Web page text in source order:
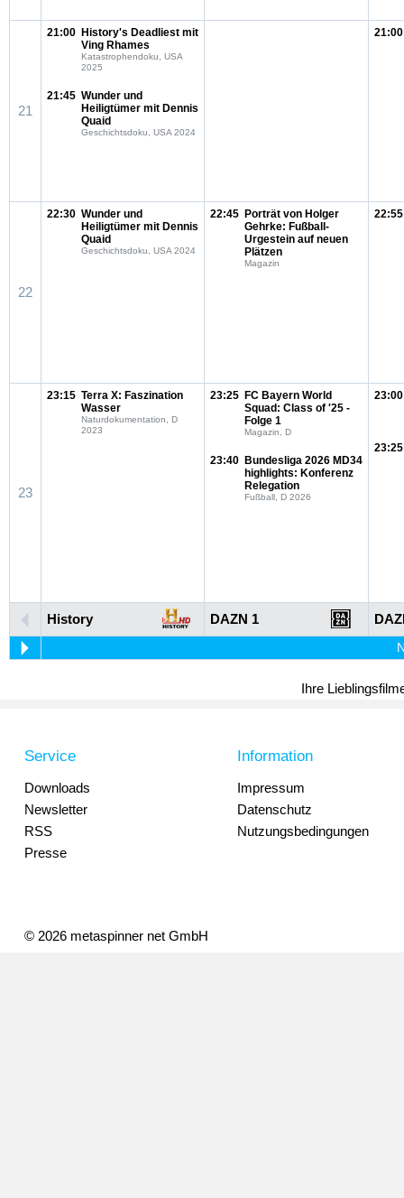
21
21:00 History's Deadliest mit
Ving Rhames
Katastrophendoku, USA
2025
21:45 Wunder und
Heiligtümer mit Dennis
Quaid
Geschichtsdoku, USA 2024
21:00
22
22:30 Wunder und
Heiligtümer mit Dennis
Quaid
Geschichtsdoku, USA 2024
22:45 Porträt von Holger
Gehrke: Fußball-
Urgestein auf neuen
Plätzen
Magazin
22:55
23
23:15 Terra X: Faszination
Wasser
Naturdokumentation, D
2023
23:25 FC Bayern World
Squad: Class of '25 -
Folge 1
Magazin, D
23:40 Bundesliga 2026 MD34
highlights: Konferenz
Relegation
Fußball, D 2026
23:00
23:25
History DAZN 1
Ihre
Service
Downloads
Newsletter
RSS
Presse
Information
Impressum
Datenschutz
Nutzungsbedingungen
© 2026 metaspinner net GmbH